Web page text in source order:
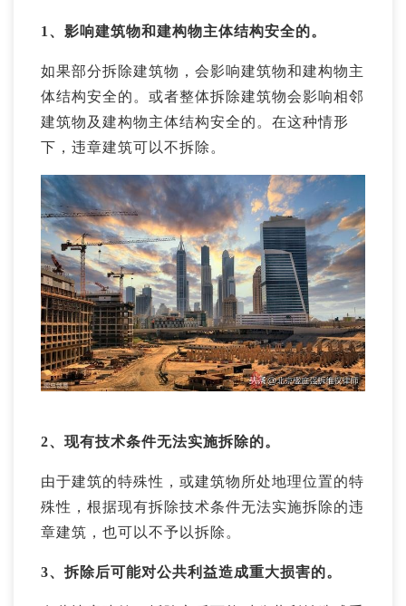
1、影响建筑物和建构物主体结构安全的。
如果部分拆除建筑物，会影响建筑物和建构物主
体结构安全的。或者整体拆除建筑物会影响相邻
建筑物及建构物主体结构安全的。在这种情形
下，违章建筑可以不拆除。
2、现有技术条件无法实施拆除的。
由于建筑的特殊性，或建筑物所处地理位置的特
殊性，根据现有拆除技术条件无法实施拆除的违
章建筑，也可以不予以拆除。
3、拆除后可能对公共利益造成重大损害的。